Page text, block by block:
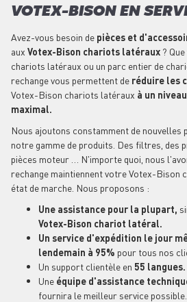
VOTEX-BISON EN
Avez-vous besoin de pièces et
aux Votex-Bison chariots latéraux ?
chariots latéraux ou un parc entier de
rechange vous permettent de réduire les
Votex-Bison chariots latéraux à un
maximal.
Nous ajoutons constamment de nouvelles
notre gamme de produits. Des filtres, des
pièces moteur … N'importe quoi, nous
rechange maintiennent votre Votex-Bison
état de marche. Nous proposons :
Une assistance pour la plupart,
Votex-Bison chariot latéral.
Un service d'expédition le jour
lendemain à 95% pour tous nos
Un support clientèle en 55 langues.
Une équipe d'assistance
fournira le meilleur service possible.